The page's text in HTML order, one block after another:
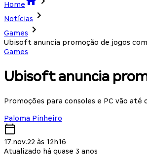
Home
Notícias
Games
Ubisoft anuncia promoção de jogos
Games
Ubisoft anuncia
Promoções para consoles e PC vão até
Paloma Pinheiro
17.nov.22 às 12h16
Atualizado há quase 3 anos